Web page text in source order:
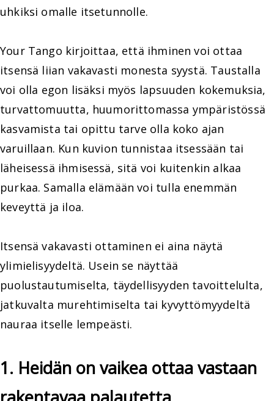
uhkiksi omalle itsetunnolle.
Your Tango kirjoittaa, että ihminen voi ottaa
itsensä liian vakavasti monesta syystä. Taustalla
voi olla egon lisäksi myös lapsuuden kokemuksia,
turvattomuutta, huumorittomassa ympäristössä
kasvamista tai opittu tarve olla koko ajan
varuillaan. Kun kuvion tunnistaa itsessään tai
läheisessä ihmisessä, sitä voi kuitenkin alkaa
purkaa. Samalla elämään voi tulla enemmän
keveyttä ja iloa.
Itsensä vakavasti ottaminen ei aina näytä
ylimielisyydeltä. Usein se näyttää
puolustautumiselta, täydellisyyden tavoittelulta,
jatkuvalta murehtimiselta tai kyvyttömyydeltä
nauraa itselle lempeästi.
1. Heidän on vaikea ottaa vastaan